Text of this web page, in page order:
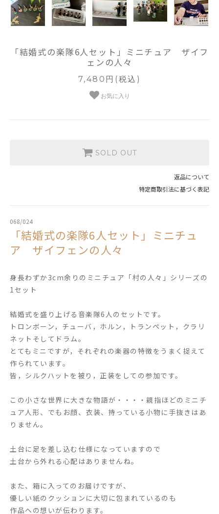
「結婚式の楽隊6人セット」ミニチュア ザイフ
ェンの人々
7,480円(税込)
お気に入り
SOLD OUT
返品について
特定商取引法に基づく表記
068/024
「結婚式の楽隊6人セット」ミニチュ
ア ザイフェンの人々
身長わずか3cm余りのミニチュア「村の人々」シリーズの
1セット
結婚式を盛り上げる音楽隊6人のセットです。
トロンボーン，チューバ，ホルン，トランペット，クラリ
ネットそしてドラム。
とてもミニですが，それぞれの楽器の特徴をうまく捉えて
作られています。
皆，シルクハットを被り，正装をしての参加です。
この小さな世界に大きな物語が・・・・親指ほどのミニチ
ュア人形、でもお顔、衣装、持っている小物に手抜きはあ
りません。
土台に足を差し込む仕様になっていますので
土台から外れる心配はありませんね。
また、箱に入ってのお届けですが、
優しい紙のクッションに大切に包まれているのも
作品への想いが伝わります。